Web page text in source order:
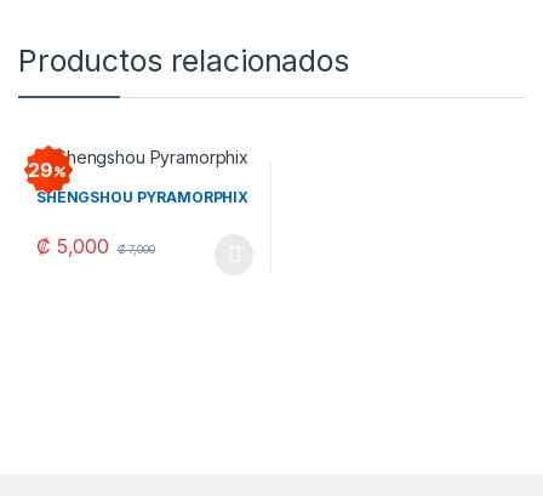
Productos relacionados
29
SHENGSHOU PYRAMORPHIX
₡ 5,000 ₡7,000